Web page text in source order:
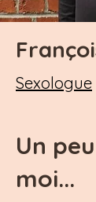
Sexologue
Un
moi...